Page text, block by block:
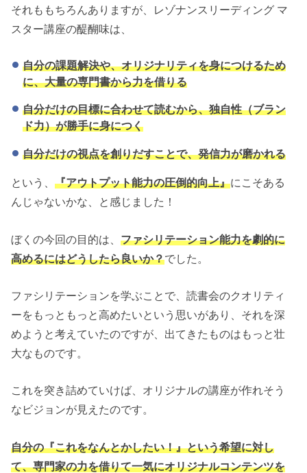
それももちろんありますが、レゾナンスリーディング マ
スター講座の醍醐味は、
自分の課題解決や、オリジナリティを身につけるため
に、大量の専門書から力を借りる
自分だけの目標に合わせて読むから、独自性（ブラン
ド力）が勝手に身につく
自分だけの視点を創りだすことで、発信力が磨かれる
という、『アウトプット能力の圧倒的向上』にこそある
んじゃないかな、と感じました！
ぼくの今回の目的は、ファシリテーション能力を劇的に
高めるにはどうしたら良いか？でした。
ファシリテーションを学ぶことで、読書会のクオリティ
ーをもっともっと高めたいという思いがあり、それを深
めようと考えていたのですが、出てきたものはもっと壮
大なものです。
これを突き詰めていけば、オリジナルの講座が作れそう
なビジョンが見えたのです。
自分の『これをなんとかしたい！』という希望に対し
て、専門家の力を借りて一気にオリジナルコンテンツを